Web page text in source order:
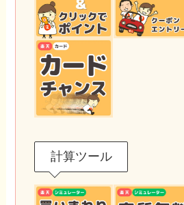
計算ツール